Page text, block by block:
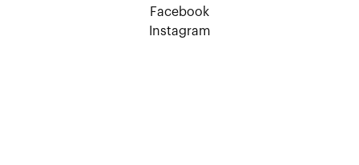
Facebook
Instagram